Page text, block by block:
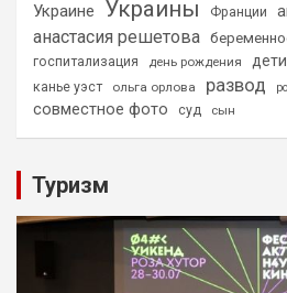
Украине Украины Франции
анастасия решетова
госпитализация
день рождения дети
канье уэст
ольга орлова развод
совместное фото суд сын
Туризм